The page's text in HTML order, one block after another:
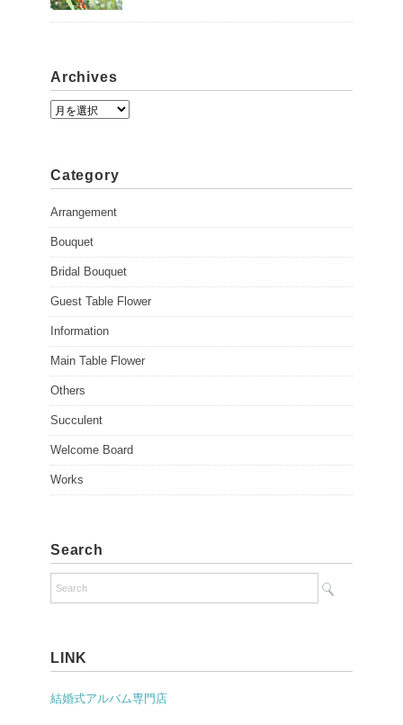
Archives
h
i
v
e
s
Category
Arrangement
Bouquet
Bridal Bouquet
Guest Table Flower
Information
Main Table Flower
Others
Succulent
Welcome Board
Works
Search
LINK
結婚式アルバム専門店